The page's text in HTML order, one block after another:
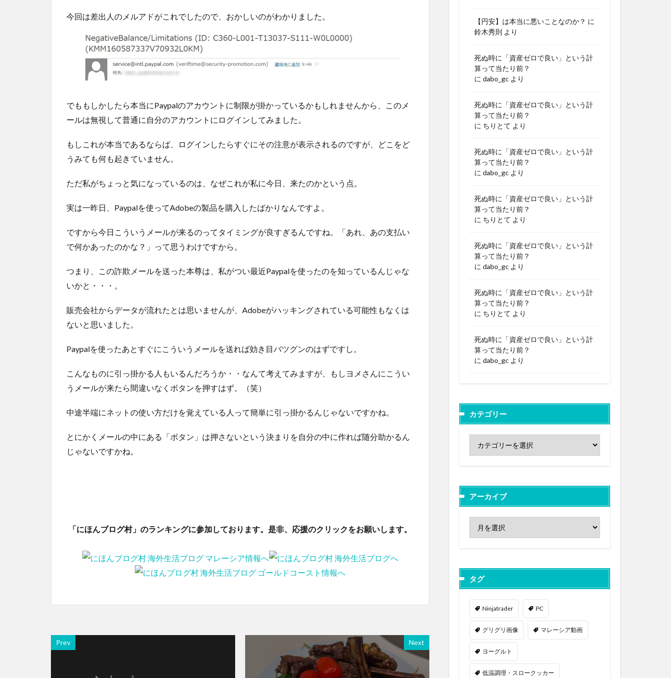
今回は差出人のメルアドがこれでしたので、おかしいのがわかりました。
でももしかしたら本当にPaypalのアカウントに制限が掛かっているかもしれませんから、このメ
ールは無視して普通に自分のアカウントにログインしてみました。
もしこれが本当であるならば、ログインしたらすぐにその注意が表示されるのですが、どこをど
うみても何も起きていません。
ただ私がちょっと気になっているのは、なぜこれが私に今日、来たのかという点。
実は一昨日、Paypalを使ってAdobeの製品を購入したばかりなんですよ。
ですから今日こういうメールが来るのってタイミングが良すぎるんですね。「あれ、あの支払い
で何かあったのかな？」って思うわけですから。
つまり、この詐欺メールを送った本尊は、私がつい最近Paypalを使ったのを知っているんじゃな
いかと・・・。
販売会社からデータが流れたとは思いませんが、Adobeがハッキングされている可能性もなくは
ないと思いました。
Paypalを使ったあとすぐにこういうメールを送れば効き目バツグンのはずですし。
こんなものに引っ掛かる人もいるんだろうか・・なんて考えてみますが、もしヨメさんにこうい
うメールが来たら間違いなくボタンを押すはず。（笑）
中途半端にネットの使い方だけを覚えている人って簡単に引っ掛かるんじゃないですかね。
とにかくメールの中にある「ボタン」は押さないという決まりを自分の中に作れば随分助かるん
じゃないですかね。
「にほんブログ村」のランキングに参加しております。是非、応援のクリックをお願いします。
Prev Next
【円安】は本当に悪いことなのか？ に
鈴木秀則 より
死ぬ時に「資産ゼロで良い」という計
算って当たり前？
に dabo_gc より
死ぬ時に「資産ゼロで良い」という計
算って当たり前？
に ちりとて より
死ぬ時に「資産ゼロで良い」という計
算って当たり前？
に dabo_gc より
死ぬ時に「資産ゼロで良い」という計
算って当たり前？
に ちりとて より
死ぬ時に「資産ゼロで良い」という計
算って当たり前？
に dabo_gc より
死ぬ時に「資産ゼロで良い」という計
算って当たり前？
に ちりとて より
死ぬ時に「資産ゼロで良い」という計
算って当たり前？
に dabo_gc より
カテゴリー
アーカイブ
タグ
Ninjatrader PC
グリグリ画像 マレーシア動画
ヨーグルト
低温調理・スロークッカー